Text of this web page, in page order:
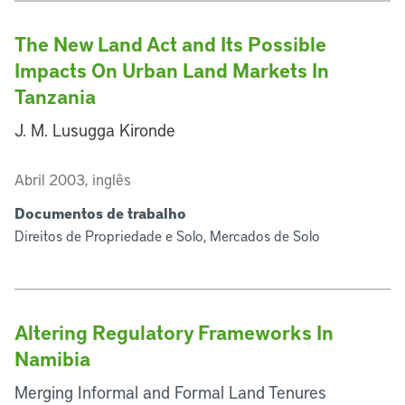
The New Land Act and Its Possible
Impacts On Urban Land Markets In
Tanzania
J. M. Lusugga Kironde
Abril 2003, inglês
Documentos de trabalho
Direitos de Propriedade e Solo, Mercados de Solo
Altering Regulatory Frameworks In
Namibia
Merging Informal and Formal Land Tenures